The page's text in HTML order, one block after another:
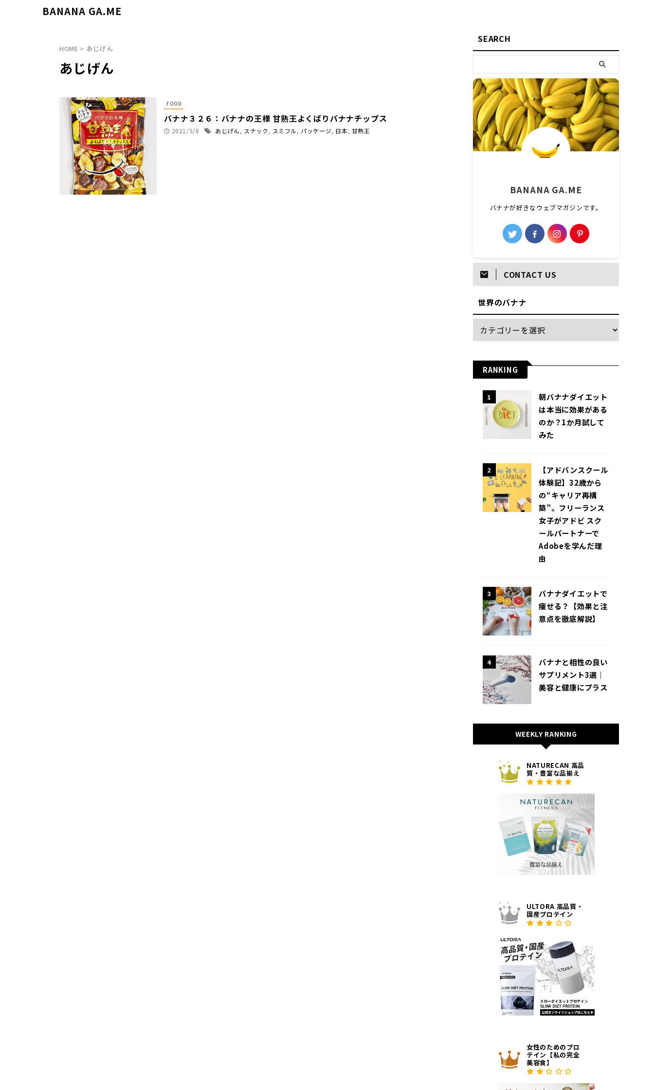
BANANA GA.ME
HOME > あじげん
あじげん
FOOD
バナナ３２６：バナナの王様 甘熟王よくばりバナナチップス
2021/5/8 あじげん, スナック, スミフル, パッケージ, 日本, 甘熟王
SEARCH
BANANA GA.ME
バナナが好きなウェブマガジンです。
CONTACT US
世界のバナナ
RANKING
1
朝バナナダイエット
は本当に効果がある
のか？1か月試して
みた
2
【アドバンスクール
体験記】32歳から
の“キャリア再構
築”。フリーランス
女子がアドビ スク
ールパートナーで
Adobeを学んだ理
由
3
バナナダイエットで
痩せる？【効果と注
意点を徹底解説】
4
バナナと相性の良い
サプリメント3選｜
美容と健康にプラス
WEEKLY RANKING
NATURECAN 高品
質・豊富な品揃え
ULTORA 高品質・
国産プロテイン
女性のためのプロ
テイン【私の完全
美容食】